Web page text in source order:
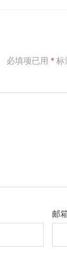
必填项已用 * 标
邮